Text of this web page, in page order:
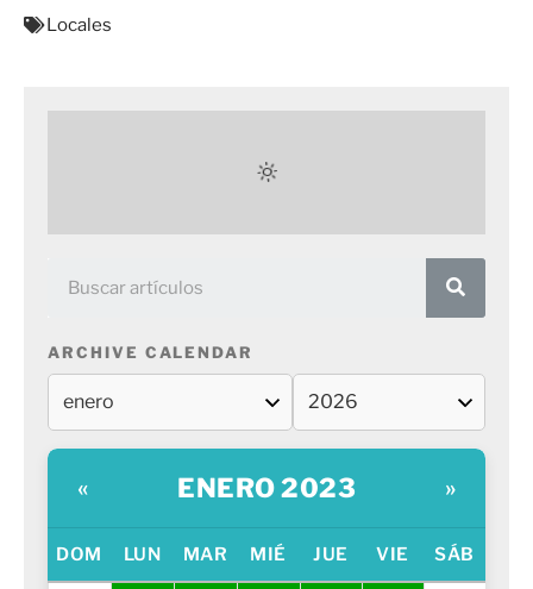
Locales
ARCHIVE CALENDAR
« ENERO 2023 »
DOM LUN MAR MIÉ JUE VIE SÁB